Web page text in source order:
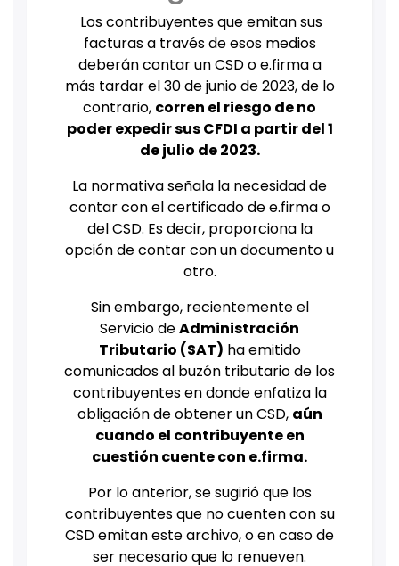
Los contribuyentes que emitan sus
facturas a través de esos medios
deberán contar un CSD o e.firma a
más tardar el 30 de junio de 2023, de lo
contrario, corren el riesgo de no
poder expedir sus CFDI a partir del 1
de julio de 2023.
La normativa señala la necesidad de
contar con el certificado de e.firma o
del CSD. Es decir, proporciona la
opción de contar con un documento u
otro.
Sin embargo, recientemente el
Servicio deAdministración
Tributario (SAT) ha emitido
comunicados al buzón tributario de los
contribuyentes en donde enfatiza la
obligación de obtener un CSD, aún
cuando el contribuyente en
cuestión cuente con e.firma.
Por lo anterior, se sugirió que los
contribuyentes que no cuenten con su
CSD emitan este archivo, o en caso de
ser necesario que lo renueven.